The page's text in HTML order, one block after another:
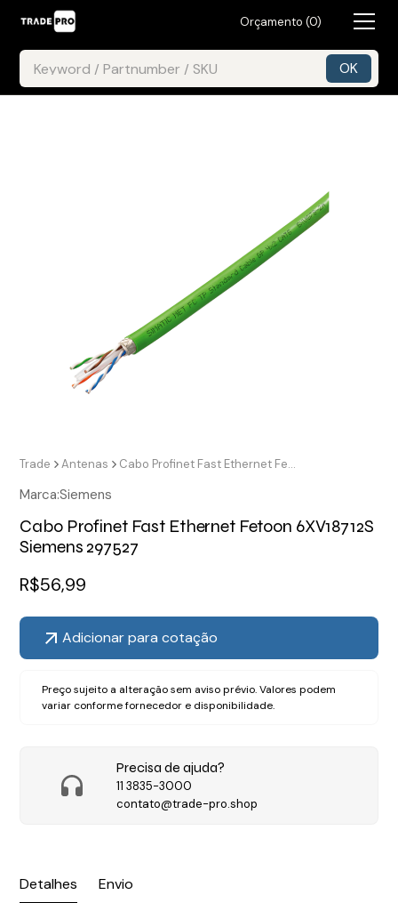
Orçamento (0)
Detalhes Envio
Trade Antenas Cabo Profinet Fast Ethernet Fetoon 6XV18712S Siemens 297527
Marca:Siemens
Cabo Profinet Fast Ethernet Fetoon 6XV18712S
Siemens 297527
R$56,99
Adicionar para cotação
Preço sujeito a alteração sem aviso prévio. Valores podem
variar conforme fornecedor e disponibilidade.
Precisa de ajuda?
11 3835-3000
contato@trade-pro.shop